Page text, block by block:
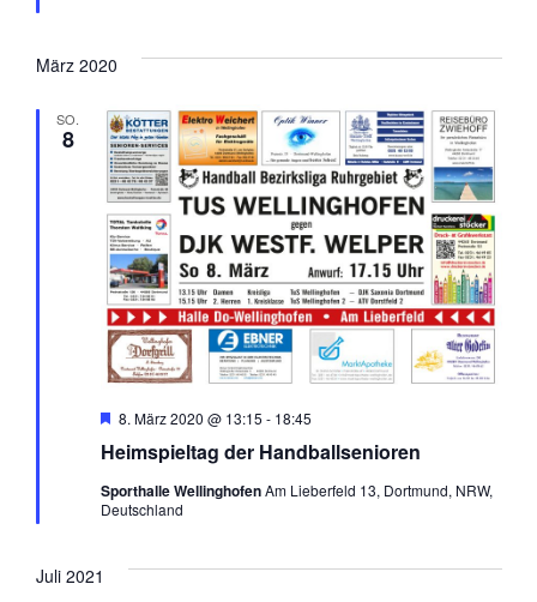
März 2020
SO.
8
Heimspieltag der Handballsenioren
Hervorgehoben
8. März 2020 @ 13:15 - 18:45
Sporthalle WellinghofenAm Lieberfeld 13, Dortmund, NRW,
Deutschland
Juli 2021